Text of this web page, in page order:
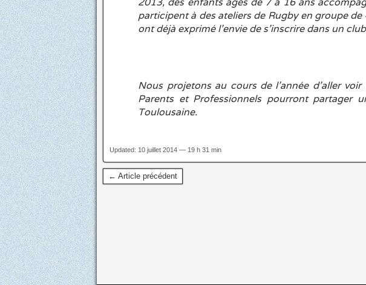
participent à des ateliers de Rugby en groupe
ont déjà exprimé l’envie de s’inscrire dans un
Nous projetons au cours de l’année d’aller
Parents et Professionnels pourront partager
Toulousaine.
Clémence
Updated: 10 juillet 2014 — 19 h 31 min
← Article précédent